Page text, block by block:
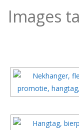
Images